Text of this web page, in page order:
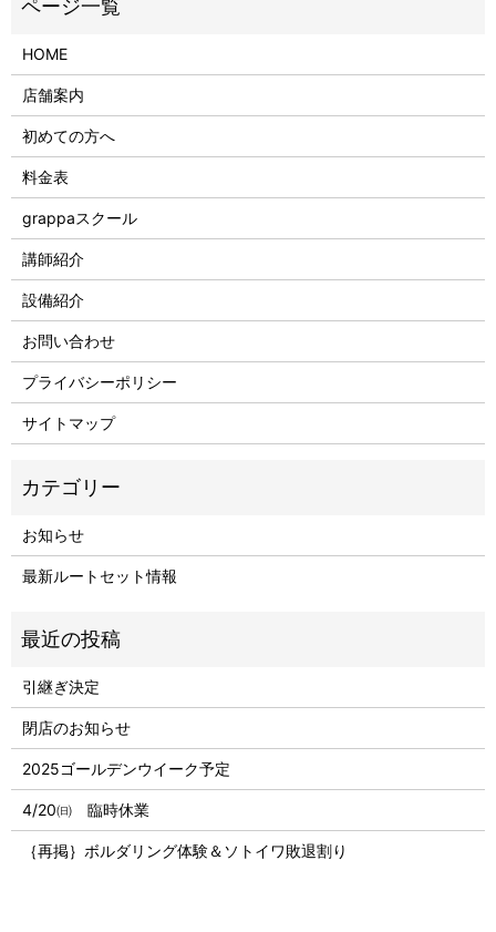
HOME
店舗案内
初めての方へ
料金表
grappaスクール
講師紹介
設備紹介
お問い合わせ
プライバシーポリシー
サイトマップ
お知らせ
最新ルートセット情報
引継ぎ決定
閉店のお知らせ
2025ゴールデンウイーク予定
4/20㈰ 臨時休業
｛再掲｝ボルダリング体験＆ソトイワ敗退割り